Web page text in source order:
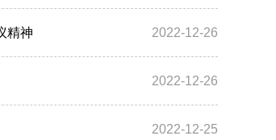
2022-12-26
精神
2022-12-26
2022-12-25